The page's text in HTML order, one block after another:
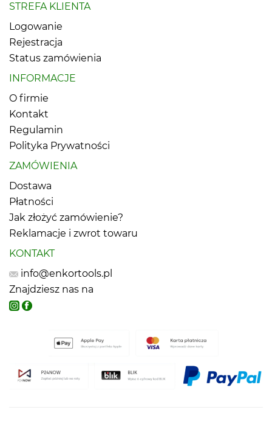
STREFA KLIENTA
Logowanie
Rejestracja
Status zamówienia
INFORMACJE
O firmie
Kontakt
Regulamin
Polityka Prywatności
ZAMÓWIENIA
Dostawa
Płatności
Jak złożyć zamówienie?
Reklamacje i zwrot towaru
KONTAKT
info@enkortools.pl
Znajdziesz nas na